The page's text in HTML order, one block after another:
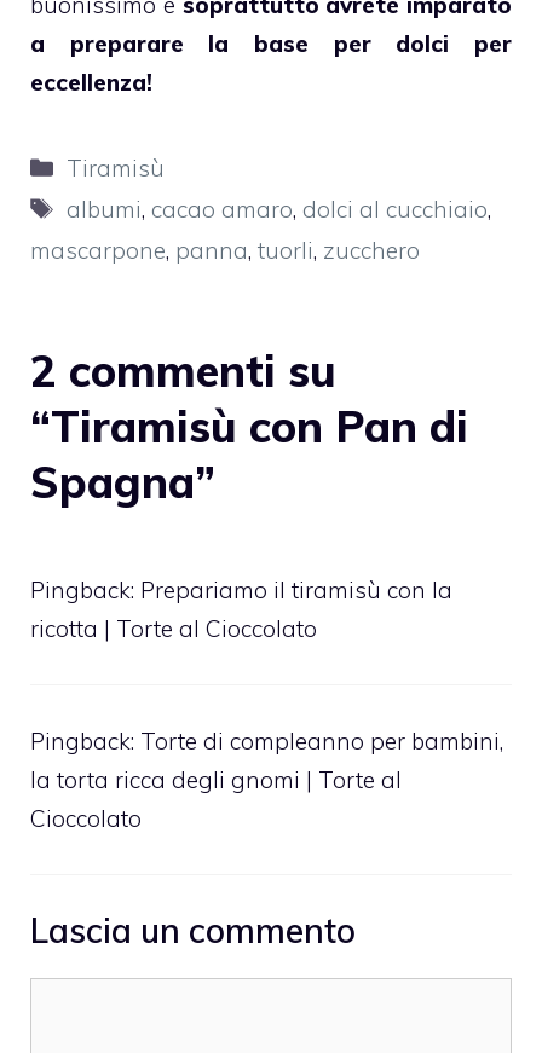
a preparare la base per dolci per
eccellenza!
Categorie
Tiramisù
Tag
albumi, cacao amaro, dolci al cucchiaio,
mascarpone, panna, tuorli, zucchero
2 commenti su
“Tiramisù con Pan di
Spagna”
Pingback: Prepariamo il tiramisù con la
ricotta | Torte al Cioccolato
Pingback: Torte di compleanno per bambini,
la torta ricca degli gnomi | Torte al
Cioccolato
Lascia un commento